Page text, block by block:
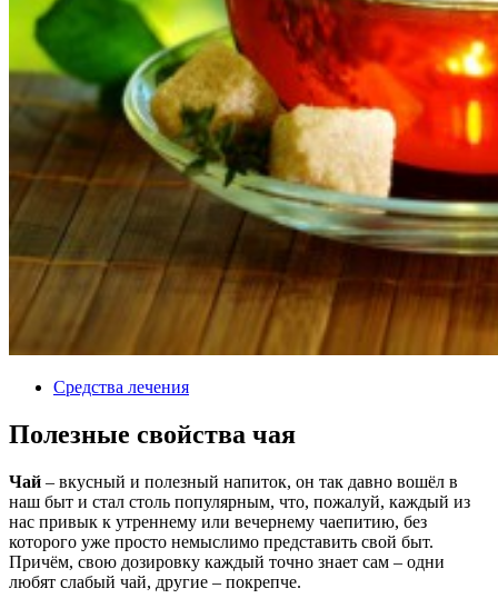
Средства лечения
Полезные свойства чая
Чай – вкусный и полезный напиток, он так давно вошёл в
наш быт и стал столь популярным, что, пожалуй, каждый из
нас привык к утреннему или вечернему чаепитию, без
которого уже просто немыслимо представить свой быт.
Причём, свою дозировку каждый точно знает сам – одни
любят слабый чай, другие – покрепче.